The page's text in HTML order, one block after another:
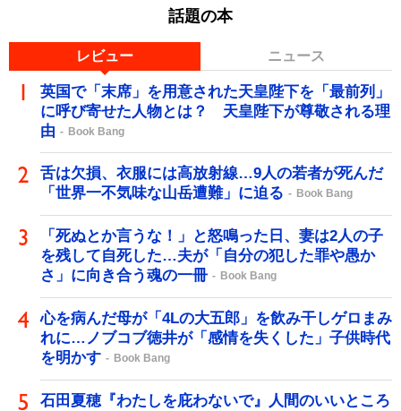
話題の本
レビュー ニュース
英国で「末席」を用意された天皇陛下を「最前列」
に呼び寄せた人物とは？ 天皇陛下が尊敬される理
由
Book Bang
舌は欠損、衣服には高放射線…9人の若者が死んだ
「世界一不気味な山岳遭難」に迫る
Book Bang
「死ぬとか言うな！」と怒鳴った日、妻は2人の子
を残して自死した…夫が「自分の犯した罪や愚か
さ」に向き合う魂の一冊
Book Bang
心を病んだ母が「4Lの大五郎」を飲み干しゲロまみ
れに…ノブコブ徳井が「感情を失くした」子供時代
を明かす
Book Bang
石田夏穂『わたしを庇わないで』人間のいいところ